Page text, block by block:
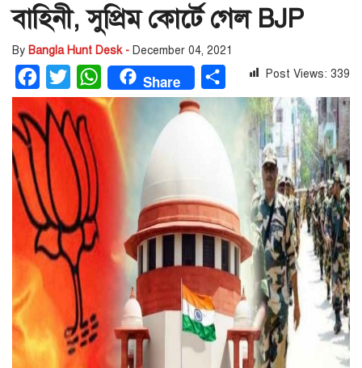
বাহিনী, সুপ্রিম কোর্টে গেল BJP
By Bangla Hunt Desk - December 04, 2021
Facebook
Twitter WhatsAppShare Share Post Views: 339